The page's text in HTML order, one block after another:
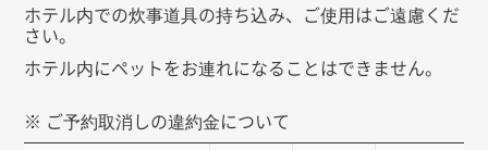
ホテル内での炊事道具の持ち込み、ご使用はご遠慮くだ
さい。
ホテル内にペットをお連れになることはできません。
※ ご予約取消しの違約金について